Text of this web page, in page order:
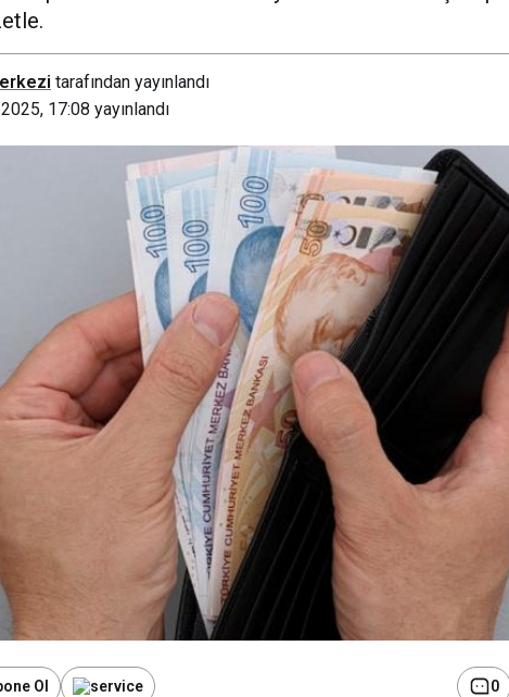
tarafından yayınlandı
17:08 yayınlandı
Ol 0